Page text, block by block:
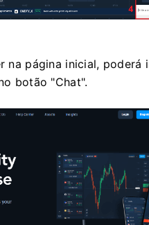
na página inicial, poderá
botão "Chat".